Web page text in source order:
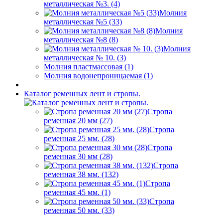
металлическая №3. (4)
Молния
металлическая №5 (33)
Молния
металлическая №8 (8)
Молния
металлическая № 10. (3)
Молния пластмассовая (1)
Молния водонепроницаемая (1)
Каталог ременных лент и стропы.
Стропа
ременная 20 мм (27)
Стропа
ременная 25 мм. (28)
Стропа
ременная 30 мм (28)
Стропа
ременная 38 мм. (132)
Стропа
ременная 45 мм. (1)
Стропа
ременная 50 мм. (33)